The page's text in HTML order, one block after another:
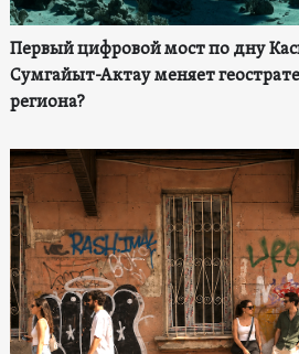
Первый цифровой мост по дну
Сумгайыт-Актау меняет
региона?